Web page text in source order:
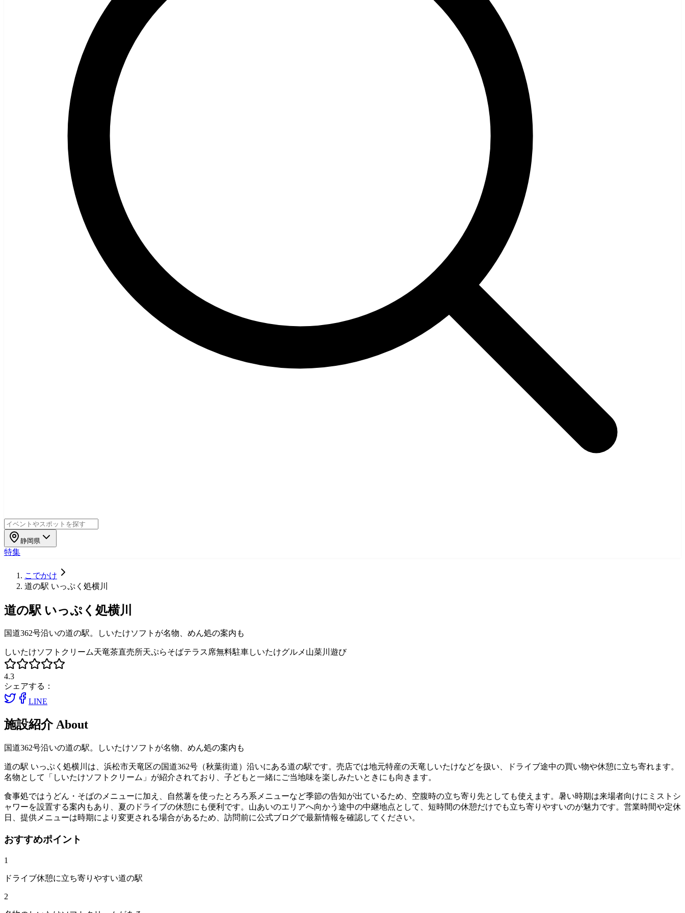
静岡県
特集
こでかけ
道の駅 いっぷく処横川
道の駅 いっぷく処横川
国道362号沿いの道の駅。しいたけソフトが名物、めん処の案内も
しいたけソフトクリーム天竜茶直売所天ぷらそばテラス席無料駐車しいたけグルメ 山菜川遊び
4.3
シェアする：
LINE
施設紹介 About
国道362号沿いの道の駅。しいたけソフトが名物、めん処の案内も
道の駅 いっぷく処横川は、浜松市天竜区の国道362号（秋葉街道）沿いにある道の駅です。売店では地元特産の天竜しいたけなどを扱い、ドライブ途中の買い物や休憩に立ち寄れます。
名物として「しいたけソフトクリーム」が紹介されており、子どもと一緒にご当地味を楽しみたいときにも向きます。
食事処ではうどん・そばのメニューに加え、自然薯を使ったとろろ系メニューなど季節の告知が出ているため、空腹時の立ち寄り先としても使えます。暑い時期は来場者向けにミストシ
ャワーを設置する案内もあり、夏のドライブの休憩にも便利です。山あいのエリアへ向かう途中の中継地点として、短時間の休憩だけでも立ち寄りやすいのが魅力です。営業時間や定休
日、提供メニューは時期により変更される場合があるため、訪問前に公式ブログで最新情報を確認してください。
おすすめポイント
1
ドライブ休憩に立ち寄りやすい道の駅
2